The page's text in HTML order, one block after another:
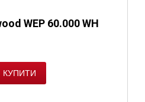
WEP 60.000 WH